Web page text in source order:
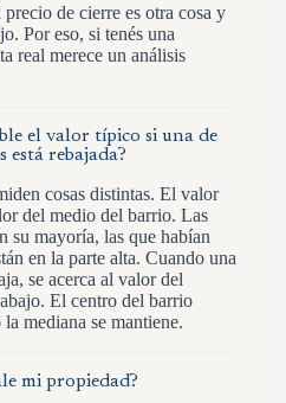
de cierre es otra cosa y
Por eso, si tenés una
real merece un análisis
el valor típico si una de
está rebajada?
cosas distintas. El valor
del medio del barrio. Las
su mayoría, las que habían
en la parte alta. Cuando una
se acerca al valor del
El centro del barrio
mediana se mantiene.
mi propiedad?